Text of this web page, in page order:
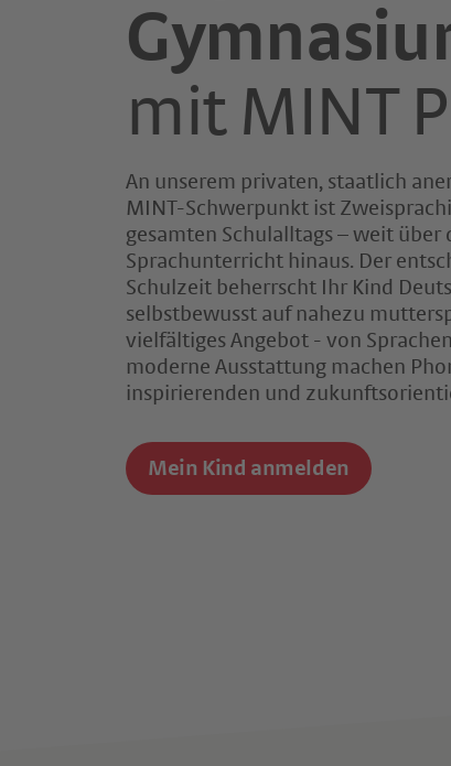
mit MINT
An unserem privaten, staatlich
MINT-Schwerpunkt ist
gesamten Schulalltags – weit über
Sprachunterricht hinaus. Der
Schulzeit beherrscht Ihr Kind
selbstbewusst auf nahezu
vielfältiges Angebot - von
moderne Ausstattung machen
inspirierenden und
Mein Kind anmelden